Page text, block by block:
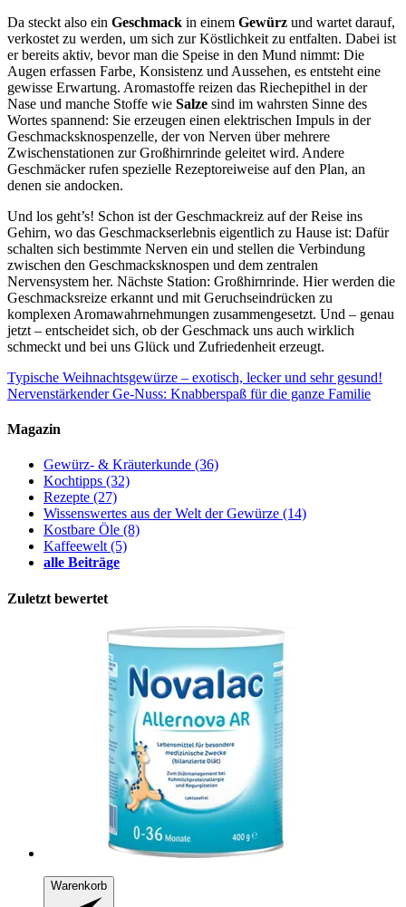
Da steckt also ein Geschmack in einem Gewürz und wartet darauf,
verkostet zu werden, um sich zur Köstlichkeit zu entfalten. Dabei ist
er bereits aktiv, bevor man die Speise in den Mund nimmt: Die
Augen erfassen Farbe, Konsistenz und Aussehen, es entsteht eine
gewisse Erwartung. Aromastoffe reizen das Riechepithel in der
Nase und manche Stoffe wie Salze sind im wahrsten Sinne des
Wortes spannend: Sie erzeugen einen elektrischen Impuls in der
Geschmacksknospenzelle, der von Nerven über mehrere
Zwischenstationen zur Großhirnrinde geleitet wird. Andere
Geschmäcker rufen spezielle Rezeptoreiweise auf den Plan, an
denen sie andocken.
Und los geht’s! Schon ist der Geschmackreiz auf der Reise ins
Gehirn, wo das Geschmackserlebnis eigentlich zu Hause ist: Dafür
schalten sich bestimmte Nerven ein und stellen die Verbindung
zwischen den Geschmacksknospen und dem zentralen
Nervensystem her. Nächste Station: Großhirnrinde. Hier werden die
Geschmacksreize erkannt und mit Geruchseindrücken zu
komplexen Aromawahrnehmungen zusammengesetzt. Und – genau
jetzt – entscheidet sich, ob der Geschmack uns auch wirklich
schmeckt und bei uns Glück und Zufriedenheit erzeugt.
Typische Weihnachtsgewürze – exotisch, lecker und sehr gesund!
Nervenstärkender Ge-Nuss: Knabberspaß für die ganze Familie
Magazin
Gewürz- & Kräuterkunde (36)
Kochtipps (32)
Rezepte (27)
Wissenswertes aus der Welt der Gewürze (14)
Kostbare Öle (8)
Kaffeewelt(5)
alle Beiträge
Zuletzt bewertet
Warenkorb